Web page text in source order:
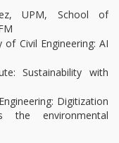
UPM, School of
Civil Engineering: AI
Sustainability with
Digitization
environmental